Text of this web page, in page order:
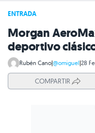
ENTRADA
Morgan
deportivo
Rubén Cano|@omiguel|28
COMPARTIR